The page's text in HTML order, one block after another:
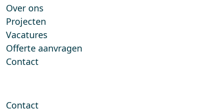
Over ons
Projecten
Vacatures
Offerte aanvragen
Contact
Contact